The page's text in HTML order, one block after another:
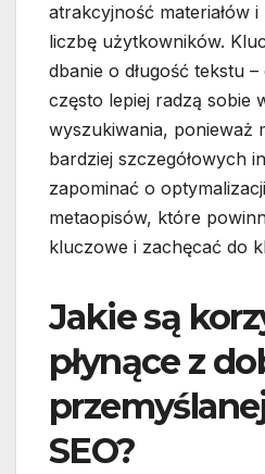
atrakcyjność materiałów
liczbę użytkowników.
dbanie o długość tekstu –
często lepiej radzą sobie
wyszukiwania, ponieważ
bardziej szczegółowych
zapominać o
metaopisów, które
kluczowe i zachęcać do
Jakie są
płynące z
SEO?